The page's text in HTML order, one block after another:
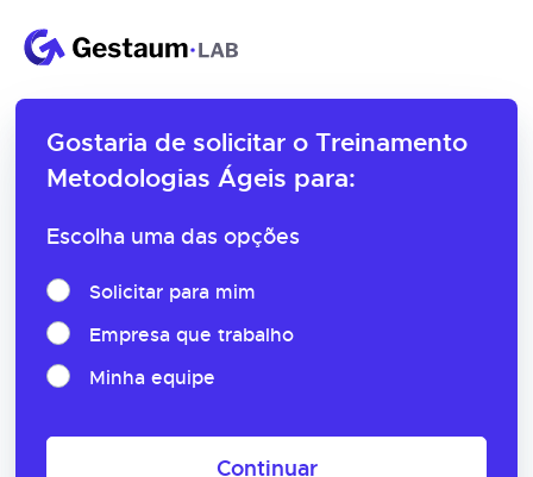
Gostaria de solicitar o Treinamento
Metodologias Ágeis para:
Escolha uma das opções
Solicitar para mim
Empresa que trabalho
Minha equipe
Continuar